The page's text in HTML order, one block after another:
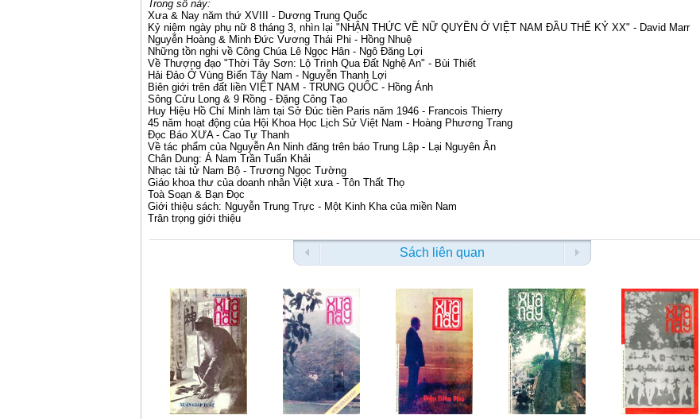
Trong số này:
Xưa & Nay năm thứ XVIII - Dương Trung Quốc
Kỷ niệm ngày phụ nữ 8 tháng 3, nhìn lại "NHẬN THỨC VỀ NỮ QUYỀN Ở VIỆT NAM ĐẦU THẾ KỶ XX" - David Marr
Nguyễn Hoàng & Minh Đức Vương Thái Phi - Hồng Nhuệ
Những tồn nghi về Công Chúa Lê Ngọc Hân - Ngô Đăng Lợi
Về Thượng đạo "Thời Tây Sơn: Lộ Trình Qua Đất Nghệ An" - Bùi Thiết
Hải Đảo Ở Vùng Biển Tây Nam - Nguyễn Thanh Lợi
Biên giới trên đất liền VIỆT NAM - TRUNG QUỐC - Hồng Ánh
Sông Cửu Long & 9 Rồng - Đặng Công Tạo
Huy Hiệu Hồ Chí Minh làm tại Sở Đúc tiền Paris năm 1946 - Francois Thierry
45 năm hoạt động của Hội Khoa Học Lịch Sử Việt Nam - Hoàng Phương Trang
Đọc Báo XƯA - Cao Tự Thanh
Về tác phẩm của Nguyễn An Ninh đăng trên báo Trung Lập - Lại Nguyên Ân
Chân Dung: Á Nam Trần Tuấn Khải
Nhạc tài tử Nam Bộ - Trương Ngọc Tường
Giáo khoa thư của doanh nhân Việt xưa - Tôn Thất Thọ
Toà Soạn & Bạn Đọc
Giới thiệu sách: Nguyễn Trung Trực - Một Kinh Kha của miền Nam
Trân trọng giới thiệu
Sách liên quan